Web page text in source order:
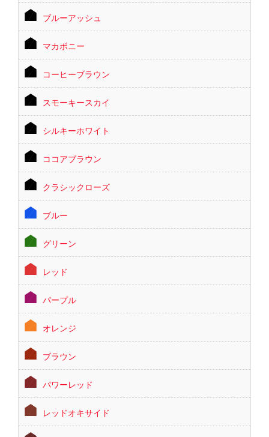
ブルーアッシュ
マカボニー
コーヒーブラウン
スモーキースカイ
シルキーホワイト
ココアブラウン
クラシックローズ
ブルー
グリーン
レッド
パープル
オレンジ
ブラウン
パワーレッド
レッドオキサイド